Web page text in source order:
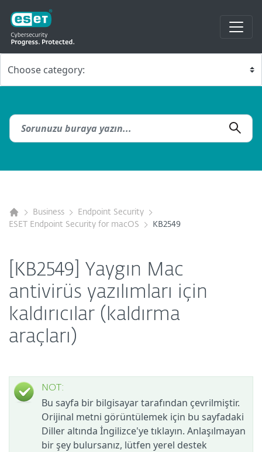
Business
Endpoint Security
ESET Endpoint Security for macOS
KB2549
[KB2549] Yaygın Mac
antivirüs yazılımları için
kaldırıcılar (kaldırma
araçları)
NOT:
Bu sayfa bir bilgisayar tarafından çevrilmiştir.
Orijinal metni görüntülemek için bu sayfadaki
Diller altında İngilizce'ye tıklayın. Anlaşılmayan
bir şey bulursanız, lütfen yerel destek